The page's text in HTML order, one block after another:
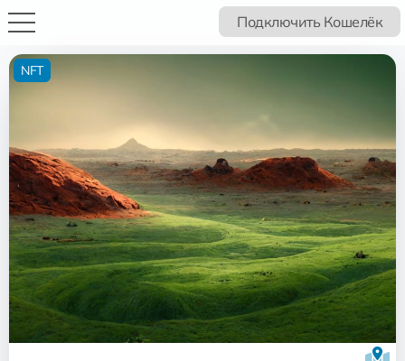
Подключить Кошелёк
NFT